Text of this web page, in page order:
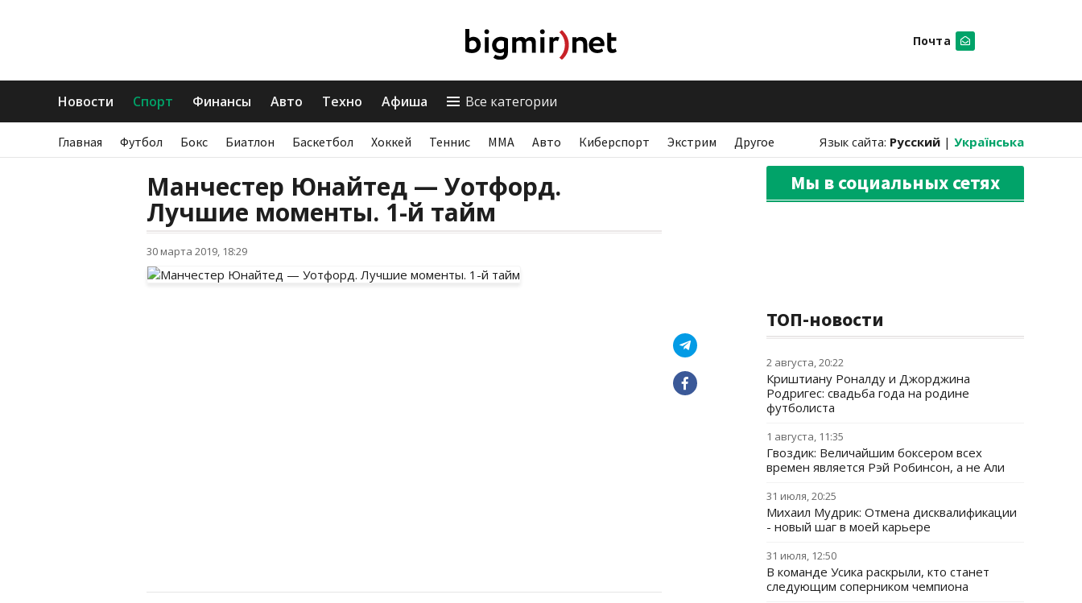
Почта
Новости Спорт Финансы Авто Техно Афиша Все категории
Главная Футбол Бокс Биатлон Баскетбол Хоккей Теннис ММА Авто Киберспорт Экстрим Другое Язык сайта: Русский | Українська
Манчестер Юнайтед — Уотфорд.
Лучшие моменты. 1-й тайм
30 марта 2019, 18:29
Мы в социальных сетях
ТОП-новости
2 августа, 20:22
Криштиану Роналду и Джорджина
Родригес: свадьба года на родине
футболиста
1 августа, 11:35
Гвоздик: Величайшим боксером всех
времен является Рэй Робинсон, а не Али
31 июля, 20:25
Михаил Мудрик: Отмена дисквалификации
- новый шаг в моей карьере
31 июля, 12:50
В команде Усика раскрыли, кто станет
следующим соперником чемпиона